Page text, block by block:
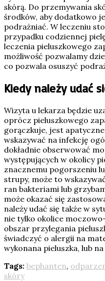
skórą. Do przemywania
środków, aby dodatkowo
podrażniać. W leczeniu
przypadku codziennej
leczenia pieluszkowego
możliwość pozwalamy
co pozwala osuszyć
Kiedy należy udać
Wizyta u lekarza będzie
oprócz pieluszkowego
gorączkuje, jest
wskazywać na infekcję
dokładnie obserwować
występujących w okolicy
znacznemu pogorszeniu
strupy, może to
ran bakteriami lub
może okazać się
należy udać się także w
nie tylko okolice
obszar przylegania
świadczyć o alergii na
wykonana pieluszka, lub
Tags: bephanten,
skóry